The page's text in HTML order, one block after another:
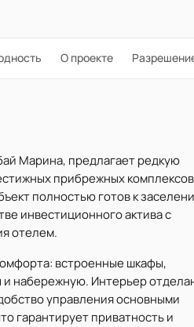
О проекте
Марина, предлагает редкую
прибрежных комплексов
полностью готов к
инвестиционного актива с
отелем.
встроенные шкафы,
и набережную. Интерьер
управления основными
гарантирует приватность и